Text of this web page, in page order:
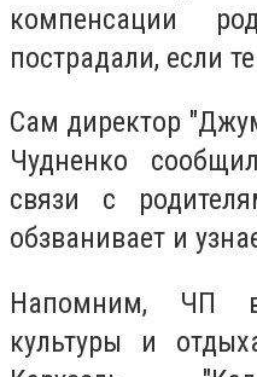
компенсации
пострадали, если
Сам директор
Чудненко
связи с
обзванивает и
Напомним, ЧП
культуры и